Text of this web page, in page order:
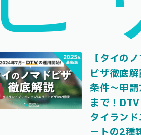
【タイの
ビザ徹底
条件〜申
まで！
タイラン